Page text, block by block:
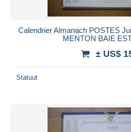
Calendrier Almanach POSTES
MENTON BAIE
± US$
Statuut